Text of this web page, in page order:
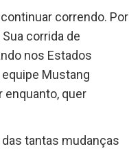
correndo. Por
Sua corrida de
nos Estados
Mustang
enquanto, quer
tantas mudanças